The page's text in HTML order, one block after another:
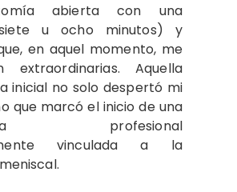
abierta con una
u ocho minutos) y
en aquel momento, me
extraordinarias. Aquella
inicial no solo despertó mi
que marcó el inicio de una
profesional
vinculada a la